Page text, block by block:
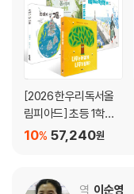
[2026 한우리독서올
림피아드] 초등 1학년
필독서 세트57,240원
10%
역 이순영